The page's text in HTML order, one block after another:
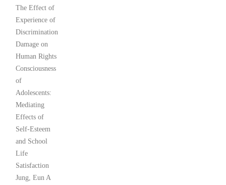
The Effect of
Experience of
Discrimination
Damage on
Human Rights
Consciousness
of
Adolescents:
Mediating
Effects of
Self-Esteem
and School
Life
Satisfaction
Jung, Eun A